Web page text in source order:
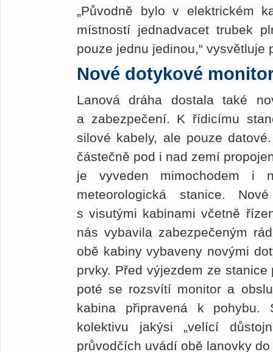
„Původně bylo v elektrickém
místností jedna­dvacet trubek
pouze jednu jedinou,“ vysvětluje
Nové dotykové
Lanová dráha dostala také
a zabezpečení. K řídicímu
silové kabely, ale pouze
částečně pod i nad zemí
je vyveden mimochodem i
meteorologická stanice.
s visutými kabinami včetně
nás vybavila zabezpečeným
obě kabiny vybaveny novými
prvky. Před výjezdem ze
poté se rozsvítí monitor a
kabina připravená k
kolektivu jakýsi „velící
průvodčích uvádí obě lanovky